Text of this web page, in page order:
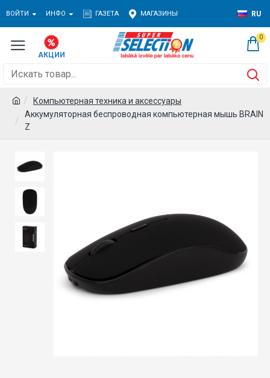
ВОЙТИ ИНФО ГАЗЕТА МАГАЗИНЫ RU
0
Компьютерная техника и аксессуары
Аккумуляторная беспроводная компьютерная мышь BRAIN
Z